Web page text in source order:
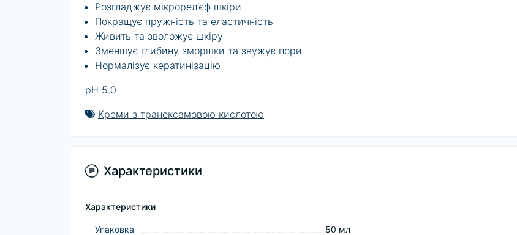
Розгладжує мікрорел'єф шкіри
Покращує пружність та еластичність
Живить та зволожує шкіру
Зменшує глибину зморшки та звужує пори
Нормалізує кератинізацію
pH 5.0
Креми з транексамовою кислотою
Характеристики
Характеристики
Упаковка 50 мл